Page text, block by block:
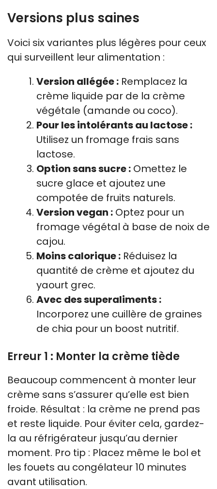
Versions plus saines
Voici six variantes plus légères pour ceux
qui surveillent leur alimentation :
Version allégée : Remplacez la
crème liquide par de la crème
végétale (amande ou coco).
Pour les intolérants au lactose :
Utilisez un fromage frais sans
lactose.
Option sans sucre : Omettez le
sucre glace et ajoutez une
compotée de fruits naturels.
Version vegan : Optez pour un
fromage végétal à base de noix de
cajou.
Moins calorique : Réduisez la
quantité de crème et ajoutez du
yaourt grec.
Avec des superaliments :
Incorporez une cuillère de graines
de chia pour un boost nutritif.
Erreur 1 : Monter la crème tiède
Beaucoup commencent à monter leur
crème sans s’assurer qu’elle est bien
froide. Résultat : la crème ne prend pas
et reste liquide. Pour éviter cela, gardez-
la au réfrigérateur jusqu’au dernier
moment. Pro tip : Placez même le bol et
les fouets au congélateur 10 minutes
avant utilisation.